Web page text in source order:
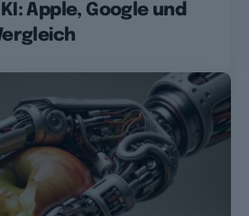
Apple, Google und